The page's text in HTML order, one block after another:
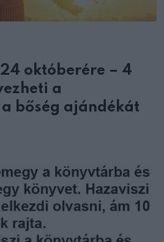
októberére – 4
a
a bőség ajándékát